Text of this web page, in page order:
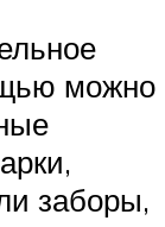
можно
заборы,